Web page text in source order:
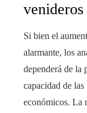
venideros
Si bien el
alarmante, los
dependerá de la
capacidad de
económicos. La